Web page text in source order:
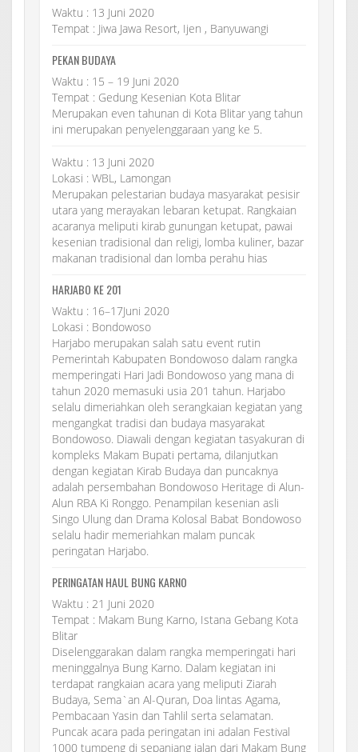
Waktu : 13 Juni 2020
Tempat : Jiwa Jawa Resort, Ijen , Banyuwangi
PEKAN BUDAYA
Waktu : 15 – 19 Juni 2020
Tempat : Gedung Kesenian Kota Blitar
Merupakan even tahunan di Kota Blitar yang tahun
ini merupakan penyelenggaraan yang ke 5.
Waktu : 13 Juni 2020
Lokasi : WBL, Lamongan
Merupakan pelestarian budaya masyarakat pesisir
utara yang merayakan lebaran ketupat. Rangkaian
acaranya meliputi kirab gunungan ketupat, pawai
kesenian tradisional dan religi, lomba kuliner, bazar
makanan tradisional dan lomba perahu hias
HARJABO KE 201
Waktu : 16–17Juni 2020
Lokasi : Bondowoso
Harjabo merupakan salah satu event rutin
Pemerintah Kabupaten Bondowoso dalam rangka
memperingati Hari Jadi Bondowoso yang mana di
tahun 2020 memasuki usia 201 tahun. Harjabo
selalu dimeriahkan oleh serangkaian kegiatan yang
mengangkat tradisi dan budaya masyarakat
Bondowoso. Diawali dengan kegiatan tasyakuran di
kompleks Makam Bupati pertama, dilanjutkan
dengan kegiatan Kirab Budaya dan puncaknya
adalah persembahan Bondowoso Heritage di Alun-
Alun RBA Ki Ronggo. Penampilan kesenian asli
Singo Ulung dan Drama Kolosal Babat Bondowoso
selalu hadir memeriahkan malam puncak
peringatan Harjabo.
PERINGATAN HAUL BUNG KARNO
Waktu : 21 Juni 2020
Tempat : Makam Bung Karno, Istana Gebang Kota
Blitar
Diselenggarakan dalam rangka memperingati hari
meninggalnya Bung Karno. Dalam kegiatan ini
terdapat rangkaian acara yang meliputi Ziarah
Budaya, Sema`an Al-Quran, Doa lintas Agama,
Pembacaan Yasin dan Tahlil serta selamatan.
Puncak acara pada peringatan ini adalan Festival
1000 tumpeng di sepanjang jalan dari Makam Bung